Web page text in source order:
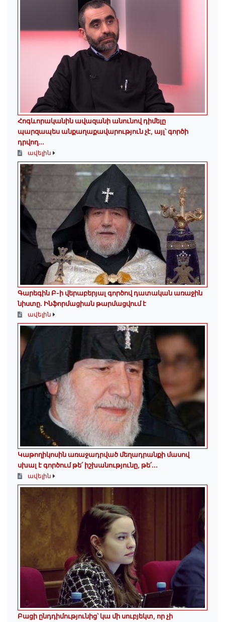
Հոգևորականին ավազանի անունով դիմելը
պարզապես անքաղաքավարություն չէ, այլ՝ գործի
դրվող...
ավելին
Գարեգին Բ-ի վերաբերյալ գործով դատական առաջին
նիստը․ Ինֆորմացիան թարմացվում է
ավելին
Կաթողիկոսին առաջադրված մեղադրանքի մասով
սխալ է գործում թե՛ իշխանությունը, թե՛...
ավելին
Բացի ընդդիմությունից՝ կա մի սուբյեկտ, որ չի